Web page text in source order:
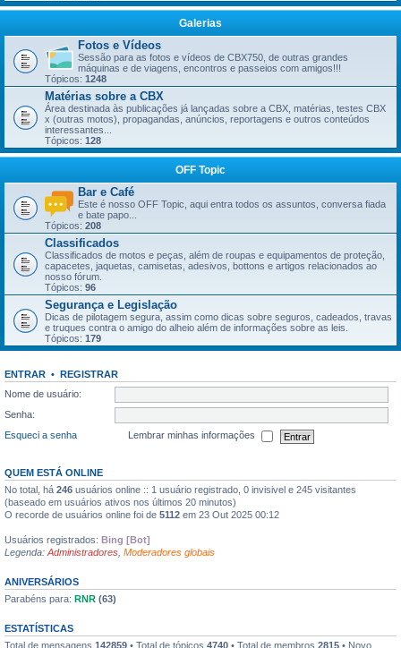
Galerias
Fotos e Vídeos
Sessão para as fotos e vídeos de CBX750, de outras grandes
máquinas e de viagens, encontros e passeios com amigos!!!
Tópicos: 1248
Matérias sobre a CBX
Área destinada às publicações já lançadas sobre a CBX, matérias, testes CBX
x (outras motos), propagandas, anúncios, reportagens e outros conteúdos
interessantes...
Tópicos: 128
OFF Topic
Bar e Café
Este é nosso OFF Topic, aqui entra todos os assuntos, conversa fiada
e bate papo...
Tópicos: 208
Classificados
Classificados de motos e peças, além de roupas e equipamentos de proteção,
capacetes, jaquetas, camisetas, adesivos, bottons e artigos relacionados ao
nosso fórum.
Tópicos: 96
Segurança e Legislação
Dicas de pilotagem segura, assim como dicas sobre seguros, cadeados, travas
e truques contra o amigo do alheio além de informações sobre as leis.
Tópicos: 179
ENTRAR • REGISTRAR
Nome de usuário:
Senha:
Esqueci a senha
Lembrar minhas informações
QUEM ESTÁ ONLINE
No total, há 246 usuários online :: 1 usuário registrado, 0 invisivel e 245 visitantes
(baseado em usuários ativos nos últimos 20 minutos)
O recorde de usuários online foi de 5112 em 23 Out 2025 00:12
Usuários registrados: Bing [Bot]
Legenda: Administradores Moderadores globais
ANIVERSÁRIOS
Parabéns para: RNR (63)
ESTATÍSTICAS
Total de mensagens 142859 • Total de tópicos 4740 • Total de membros 2815 • Novo